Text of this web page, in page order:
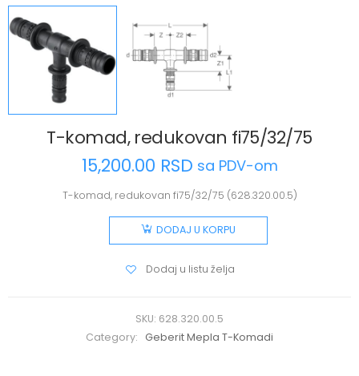
T-komad, redukovan fi75/32/75
15,200.00 RSD sa PDV-om
T-komad, redukovan fi75/32/75 (628.320.00.5)
DODAJ U KORPU
Dodaj u listu želja
SKU: 628.320.00.5
Category:
Geberit Mepla T-Komadi